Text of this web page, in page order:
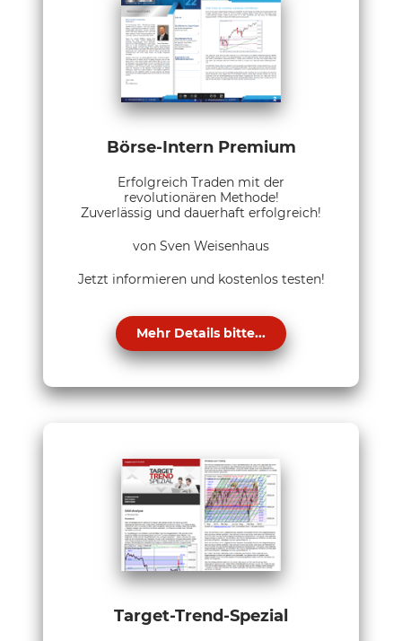
Börse-Intern Premium
Erfolgreich Traden mit der
revolutionären Methode!
Zuverlässig und dauerhaft erfolgreich!
von Sven Weisenhaus
Jetzt informieren und kostenlos testen!
Mehr Details bitte...
Target-Trend-Spezial